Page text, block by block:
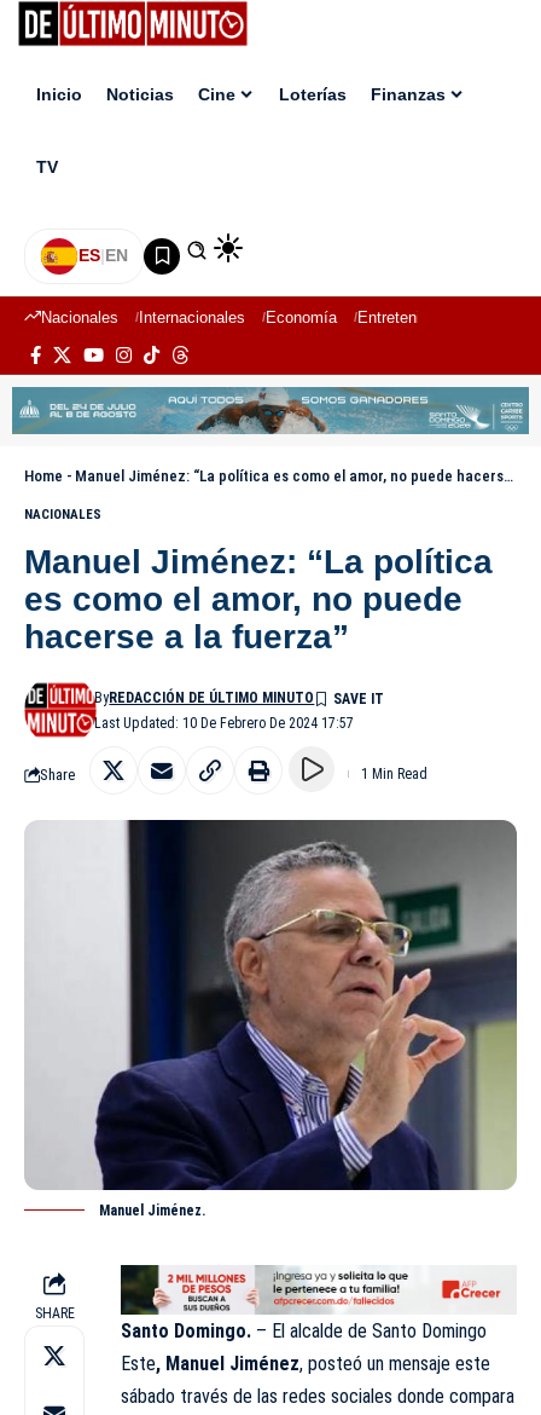
Inicio Noticias Cine Loterías Finanzas
TV
ES|EN
Nacionales Internacionales Economía Entretenimiento
Home - Manuel Jiménez: “La política es como el amor, no puede hacerse a la fuerza”
NACIONALES
Manuel Jiménez: “La política
es como el amor, no puede
hacerse a la fuerza”
Last Updated: 10 De Febrero De 2024 17:57
ByREDACCIÓN DE ÚLTIMO MINUTO
Share 1 Min Read
Manuel Jiménez.
SHARE
Santo Domingo. – El alcalde de Santo Domingo
Este, Manuel Jiménez, posteó un mensaje este
sábado través de las redes sociales donde compara